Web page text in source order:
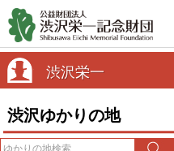
渋沢栄一
渋沢ゆかりの地